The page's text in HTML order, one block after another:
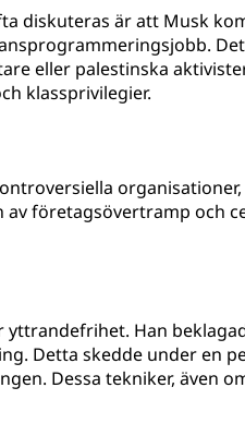
diskuteras är att Musk
eller palestinska
klassprivilegier.
företagsövertramp och
Han
Detta skedde under en
Dessa tekniker, även